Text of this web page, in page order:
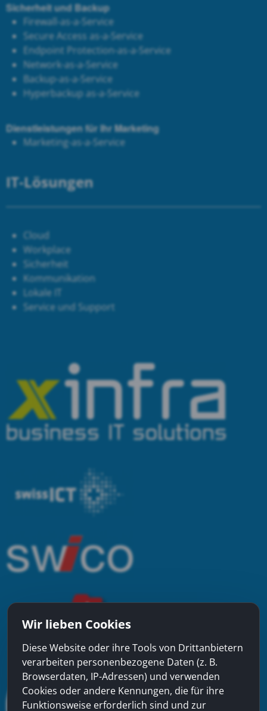
Sicherheit und Backup
Firewall-as-a-Service
Secure Access as-a-Service
Endpoint Protection-as-a-Service
Network-as-a-Service
Backup-as-a-Service
Hyperbackup as-a-Service
Dienstleistungen für Ihr Marketing
Marketing-as-a-Service
IT-Lösungen
Cloud
Workplace
Sicherheit
Kommunikation
Lokale IT
Service und Support
Wir lieben Cookies
Diese Website oder ihre Tools von Drittanbietern
verarbeiten personenbezogene Daten (z. B.
Browserdaten, IP-Adressen) und verwenden
Cookies oder andere Kennungen, die für ihre
Funktionsweise erforderlich sind und zur